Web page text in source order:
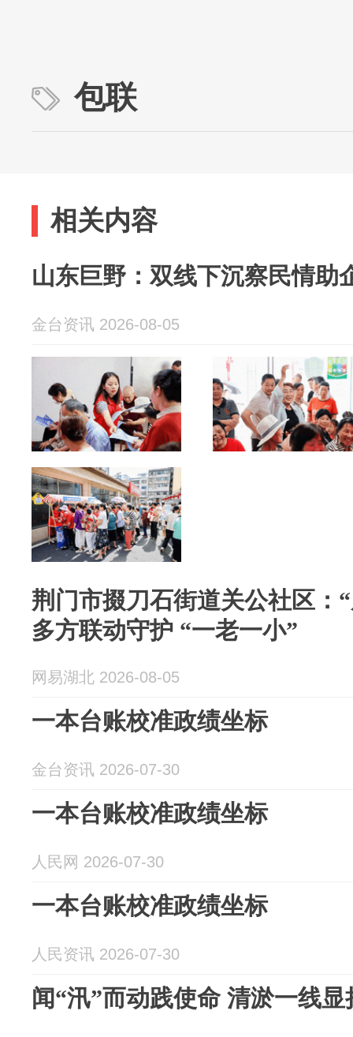
包联
相关内容
山东巨野：双线下沉察民情助
金台资讯 2026-08-05
荆门市掇刀石街道关公社区：
多方联动守护 “一老一小”
网易湖北 2026-08-05
一本台账校准政绩坐标
金台资讯 2026-07-30
一本台账校准政绩坐标
人民网 2026-07-30
一本台账校准政绩坐标
人民资讯 2026-07-30
闻“汛”而动践使命 清淤一线显